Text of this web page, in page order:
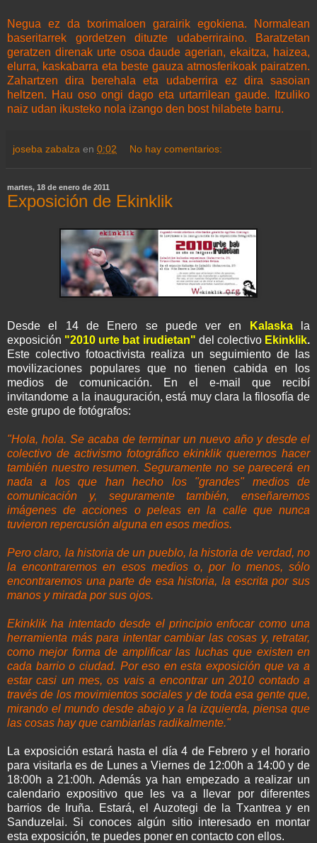
Negua ez da txorimaloen garairik egokiena. Normalean
baseritarrek gordetzen dituzte udaberriraino. Baratzetan
geratzen direnak urte osoa daude agerian, ekaitza, haizea,
elurra, kaskabarra eta beste gauza atmosferikoak pairatzen.
Zahartzen dira berehala eta udaberrira ez dira sasoian
heltzen. Hau oso ongi dago eta urtarrilean gaude. Itzuliko
naiz udan ikusteko nola izango den bost hilabete barru.
joseba zabalza en 0:02 No hay comentarios:
martes, 18 de enero de 2011
Exposición de Ekinklik
Desde el 14 de Enero se puede ver en Kalaskala
exposición "2010 urte bat irudietan" del colectivo Ekinklik.
Este colectivo fotoactivista realiza un seguimiento de las
movilizaciones populares que no tienen cabida en los
medios de comunicación. En el e-mail que recibí
invitandome a la inauguración, está muy clara la filosofía de
este grupo de fotógrafos:
"Hola, hola. Se acaba de terminar un nuevo año y desde el
colectivo de activismo fotográfico ekinklik queremos hacer
también nuestro resumen. Seguramente no se parecerá en
nada a los que han hecho los "grandes" medios de
comunicación y, seguramente también, enseñaremos
imágenes de acciones o peleas en la calle que nunca
tuvieron repercusión alguna en esos medios.
Pero claro, la historia de un pueblo, la historia de verdad, no
la encontraremos en esos medios o, por lo menos, sólo
encontraremos una parte de esa historia, la escrita por sus
manos y mirada por sus ojos.
Ekinklik ha intentado desde el principio enfocar como una
herramienta más para intentar cambiar las cosas y, retratar,
como mejor forma de amplificar las luchas que existen en
cada barrio o ciudad. Por eso en esta exposición que va a
estar casi un mes, os vais a encontrar un 2010 contado a
través de los movimientos sociales y de toda esa gente que,
mirando el mundo desde abajo y a la izquierda, piensa que
las cosas hay que cambiarlas radikalmente."
La exposición estará hasta el día 4 de Febrero y el horario
para visitarla es de Lunes a Viernes de 12:00h a 14:00 y de
18:00h a 21:00h. Además ya han empezado a realizar un
calendario expositivo que les va a llevar por diferentes
barrios de Iruña. Estará, el Auzotegi de la Txantrea y en
Sanduzelai. Si conoces algún sitio interesado en montar
esta exposición, te puedes poner en contacto con ellos.